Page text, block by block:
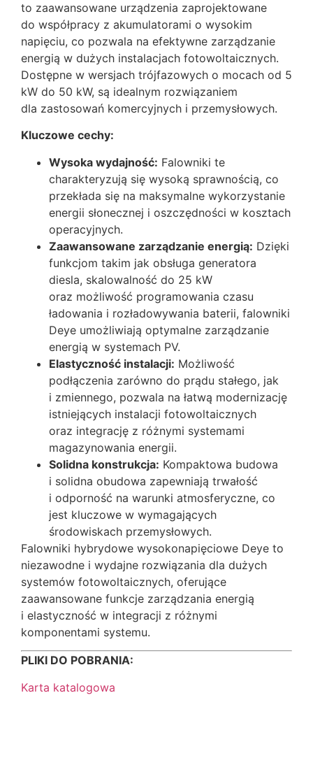
to zaawansowane urządzenia zaprojektowane
do współpracy z akumulatorami o wysokim
napięciu, co pozwala na efektywne zarządzanie
energią w dużych instalacjach fotowoltaicznych.
Dostępne w wersjach trójfazowych o mocach od 5
kW do 50 kW, są idealnym rozwiązaniem
dla zastosowań komercyjnych i przemysłowych.
Kluczowe cechy:
Wysoka wydajność: Falowniki te
charakteryzują się wysoką sprawnością, co
przekłada się na maksymalne wykorzystanie
energii słonecznej i oszczędności w kosztach
operacyjnych.
Zaawansowane zarządzanie energią: Dzięki
funkcjom takim jak obsługa generatora
diesla, skalowalność do 25 kW
oraz możliwość programowania czasu
ładowania i rozładowywania baterii, falowniki
Deye umożliwiają optymalne zarządzanie
energią w systemach PV.
Elastyczność instalacji: Możliwość
podłączenia zarówno do prądu stałego, jak
i zmiennego, pozwala na łatwą modernizację
istniejących instalacji fotowoltaicznych
oraz integrację z różnymi systemami
magazynowania energii.
Solidna konstrukcja: Kompaktowa budowa
i solidna obudowa zapewniają trwałość
i odporność na warunki atmosferyczne, co
jest kluczowe w wymagających
środowiskach przemysłowych.
Falowniki hybrydowe wysokonapięciowe Deye to
niezawodne i wydajne rozwiązania dla dużych
systemów fotowoltaicznych, oferujące
zaawansowane funkcje zarządzania energią
i elastyczność w integracji z różnymi
komponentami systemu.
PLIKI DO POBRANIA:
Karta katalogowa